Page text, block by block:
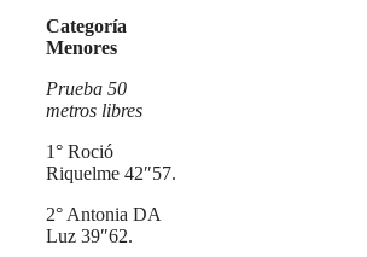
Categoría
Menores
Prueba 50
metros libres
1° Roció
Riquelme 42″57.
2° Antonia DA
Luz 39″62.